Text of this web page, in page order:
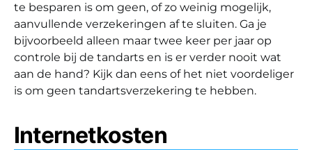
te besparen is om geen, of zo weinig mogelijk,
aanvullende verzekeringen af te sluiten. Ga je
bijvoorbeeld alleen maar twee keer per jaar op
controle bij de tandarts en is er verder nooit wat
aan de hand? Kijk dan eens of het niet voordeliger
is om geen tandartsverzekering te hebben.
Internetkosten